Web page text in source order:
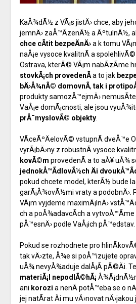
KaÅ¾dÃ½ z VÃ¡s jistÄ› chce, aby
jemnÄ› zaÅ™Ã­zenÃ½ a ÃºtulnÃ½,
chce cÃ­tit bezpeÄnÄ›a k tomu
naÅ¡e vysoce kvalitnÃ­ a spolehlivÃ©
Ostrava, kterÃ© VÃ¡m nabÃ­zÃ­me
stovkÃ¡ch provedenÃ­a to jak
bÄ›Å¾nÃ© domovnÃ­, tak i
produkty samozÅ™ejmÄ›
VaÅ¡e domÃ¡cnosti, ale jsou
prÅ¯myslovÃ© objekty.
VÃ­ceÃºÄelovÃ© vstupnÃ­ dveÅ™e
vyrÃ¡bÄ›ny z robustnÃ­ vysoce
kovÃ©m provedenÃ­ a to aÅ¥ uÅ¾
jednokÅ™Ã­dlovÃ½ch Äi
pokud chcete model, kterÃ½ bude
garÃ¡Å¾ovÃ½mi vraty a podobnÄ›.
VÃ¡m vyjdeme maximÃ¡lnÄ›
ch a poÅ¾adavcÃ­ch a vytvoÅ™Ã­me
pÅ™esnÄ› podle VaÅ¡ich pÅ™edstav.
Pokud se rozhodnete pro
tak vÄ›zte, Å¾e si poÅ™izujete
uÅ¾ nevyÅ¾aduje dalÅ¡Ã­ pÃ©Äi.
materiÃ¡l nepodlÃ©hÃ¡
ani korozi a nenÃ­ potÅ™eba se o
jej natÃ­rat Äi mu vÄ›novat